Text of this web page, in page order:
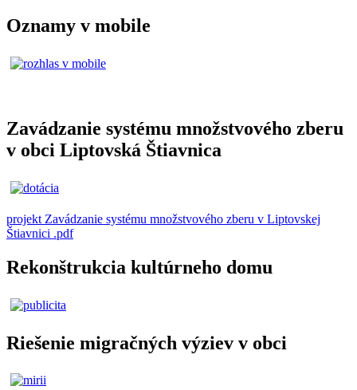
Oznamy v mobile
Zavádzanie systému množstvového zberu
v obci Liptovská Štiavnica
projekt Zavádzanie systému množstvového zberu v Liptovskej
Štiavnici .pdf
Rekonštrukcia kultúrneho domu
Riešenie migračných výziev v obci